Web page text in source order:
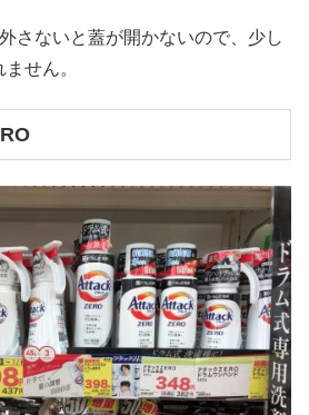
さないと蓋が開かないので、少し
せん。